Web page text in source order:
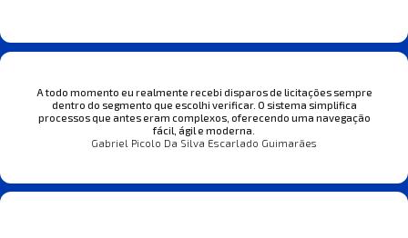
A todo momento eu realmente recebi disparos de licitações sempre
dentro do segmento que escolhi verificar. O sistema simplifica
processos que antes eram complexos, oferecendo uma navegação
fácil, ágil e moderna.
Gabriel Picolo Da Silva Escarlado Guimarães